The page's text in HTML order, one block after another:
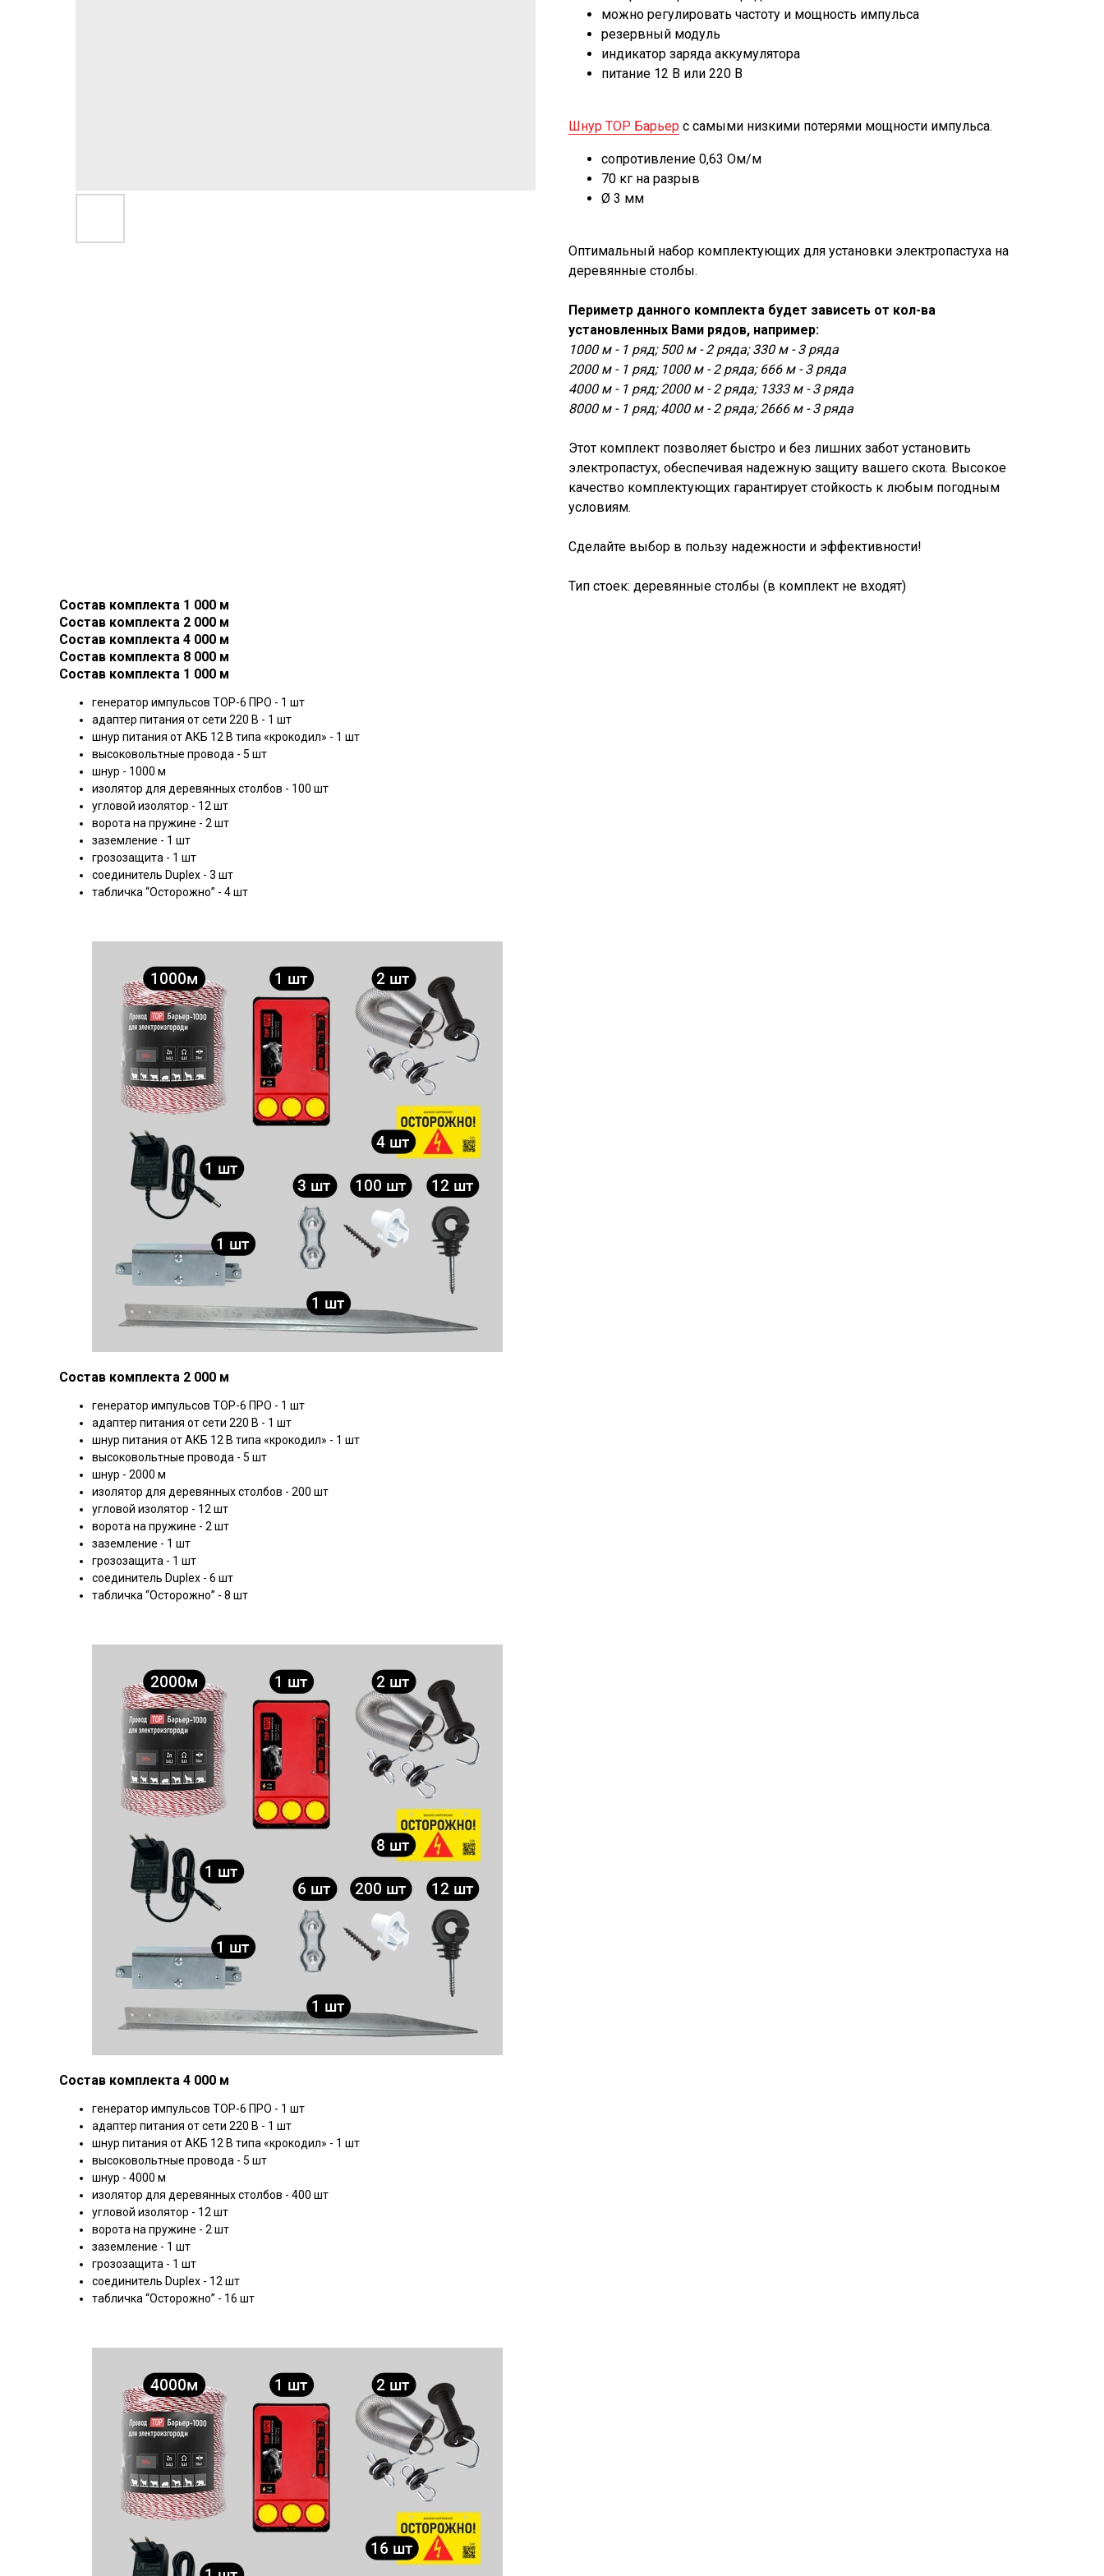
можно регулировать частоту и мощность импульса
резервный модуль
индикатор заряда аккумулятора
питание 12 В или 220 В
Шнур ТОР Барьер с самыми низкими потерями мощности импульса.
сопротивление 0,63 Ом/м
70 кг на разрыв
Ø 3 мм
Оптимальный набор комплектующих для установки электропастуха на
деревянные столбы.
Периметр данного комплекта будет зависеть от кол-ва
установленных Вами рядов, например:
1000 м - 1 ряд; 500 м - 2 ряда; 330 м - 3 ряда
2000 м - 1 ряд; 1000 м - 2 ряда; 666 м - 3 ряда
4000 м - 1 ряд; 2000 м - 2 ряда; 1333 м - 3 ряда
8000 м - 1 ряд; 4000 м - 2 ряда; 2666 м - 3 ряда
Этот комплект позволяет быстро и без лишних забот установить
электропастух, обеспечивая надежную защиту вашего скота. Высокое
качество комплектующих гарантирует стойкость к любым погодным
условиям.
Сделайте выбор в пользу надежности и эффективности!
Тип стоек: деревянные столбы (в комплект не входят)
Состав комплекта 1 000 м
Состав комплекта 2 000 м
Состав комплекта 4 000 м
Состав комплекта 8 000 м
Состав комплекта 1 000 м
генератор импульсов ТОР-6 ПРО - 1 шт
адаптер питания от сети 220 В - 1 шт
шнур питания от АКБ 12 В типа «крокодил» - 1 шт
высоковольтные провода - 5 шт
шнур - 1000 м
изолятор для деревянных столбов - 100 шт
угловой изолятор - 12 шт
ворота на пружине - 2 шт
заземление - 1 шт
грозозащита - 1 шт
соединитель Duplex - 3 шт
табличка “Осторожно” - 4 шт
Состав комплекта 2 000 м
генератор импульсов ТОР-6 ПРО - 1 шт
адаптер питания от сети 220 В - 1 шт
шнур питания от АКБ 12 В типа «крокодил» - 1 шт
высоковольтные провода - 5 шт
шнур - 2000 м
изолятор для деревянных столбов - 200 шт
угловой изолятор - 12 шт
ворота на пружине - 2 шт
заземление - 1 шт
грозозащита - 1 шт
соединитель Duplex - 6 шт
табличка “Осторожно” - 8 шт
Состав комплекта 4 000 м
генератор импульсов ТОР-6 ПРО - 1 шт
адаптер питания от сети 220 В - 1 шт
шнур питания от АКБ 12 В типа «крокодил» - 1 шт
высоковольтные провода - 5 шт
шнур - 4000 м
изолятор для деревянных столбов - 400 шт
угловой изолятор - 12 шт
ворота на пружине - 2 шт
заземление - 1 шт
грозозащита - 1 шт
соединитель Duplex - 12 шт
табличка “Осторожно” - 16 шт